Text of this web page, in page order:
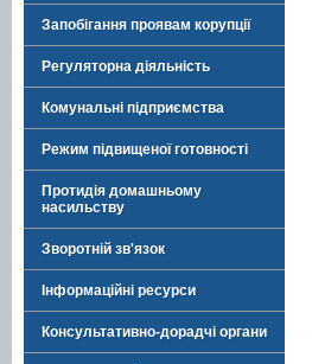
Запобігання проявам корупції
Регуляторна діяльність
Комунальні підприємства
Режим підвищеної готовності
Протидія домашньому
насильству
Зворотній зв'язок
Інформаційні ресурси
Консультативно-дорадчі органи